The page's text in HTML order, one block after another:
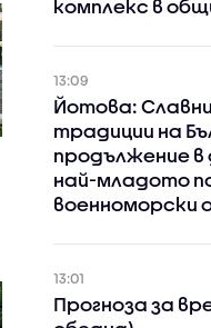
комплекс в
13:09
Йотова:
традиции на
продължение в
най-младото
военноморски
13:01
Прогноза за